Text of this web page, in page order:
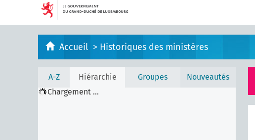
Accueil > Historiques des ministères
A-Z Hiérarchie Groupes
Nouveautés
Chargement ...